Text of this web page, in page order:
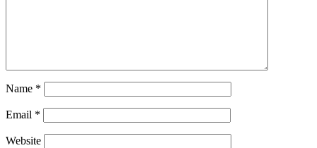
Name *
Email *
Website